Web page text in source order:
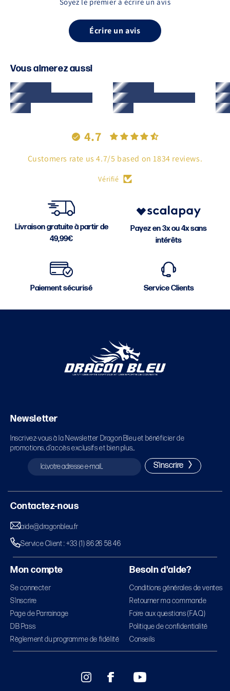
Écrire un avis
Vous aimerez aussi
4.7
Customers rate us 4.7/5 based on 1834 reviews.
Vérifié
Livraison gratuite à partir de
49,99€
Payez en 3x ou 4x sans
intérêts
Paiement sécurisé Service Clients
Newsletter
Inscrivez-vous à la Newsletter Dragon Bleu et bénéficier de
promotions, d’accès exclusifs et bien plus…
S'inscrire
Contactez-nous
aide@dragonbleu.fr
Service Client : +33 (1) 86 26 58 46
Mon compte
Se connecter
S’inscrire
Page de Parrainage
DB Pass
Règlement du programme de fidélité
Besoin d'aide?
Conditions générales de ventes
Retourner ma commande
Foire aux questions (F.A.Q)
Politique de confidentialité
Conseils